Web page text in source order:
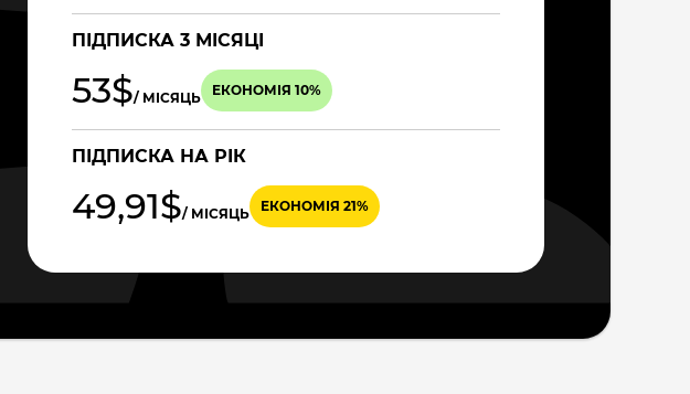
ПІДПИСКА 3 МІСЯЦІ
53$/ МІСЯЦЬ ЕКОНОМІЯ 10%
ПІДПИСКА НА РІК
49,91$/ МІСЯЦЬ ЕКОНОМІЯ 21%